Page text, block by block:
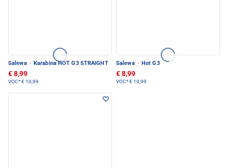
Salewa · Karabina HOT G3 STRAIGHT
€ 8,99
VOC*€ 10,99
Salewa · Hot G3
€ 8,99
VOC*€ 10,99